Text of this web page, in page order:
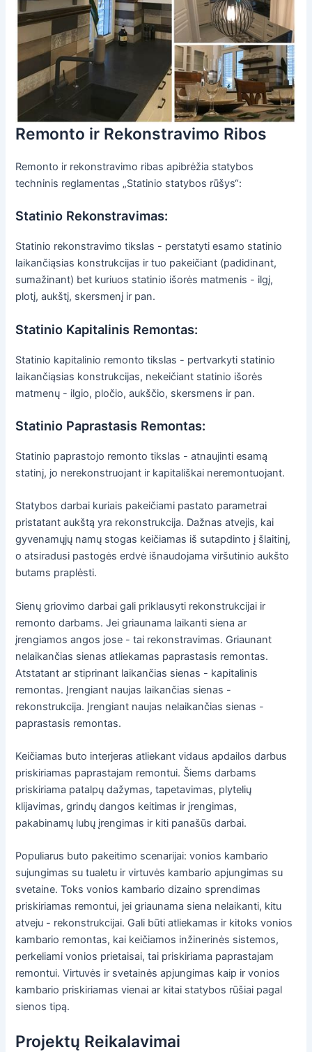
Remonto ir Rekonstravimo Ribos
Remonto ir rekonstravimo ribas apibrėžia statybos
techninis reglamentas „Statinio statybos rūšys“:
Statinio Rekonstravimas:
Statinio rekonstravimo tikslas - perstatyti esamo statinio
laikančiąsias konstrukcijas ir tuo pakeičiant (padidinant,
sumažinant) bet kuriuos statinio išorės matmenis - ilgį,
plotį, aukštį, skersmenį ir pan.
Statinio Kapitalinis Remontas:
Statinio kapitalinio remonto tikslas - pertvarkyti statinio
laikančiąsias konstrukcijas, nekeičiant statinio išorės
matmenų - ilgio, pločio, aukščio, skersmens ir pan.
Statinio Paprastasis Remontas:
Statinio paprastojo remonto tikslas - atnaujinti esamą
statinį, jo nerekonstruojant ir kapitališkai neremontuojant.
Statybos darbai kuriais pakeičiami pastato parametrai
pristatant aukštą yra rekonstrukcija. Dažnas atvejis, kai
gyvenamųjų namų stogas keičiamas iš sutapdinto į šlaitinį,
o atsiradusi pastogės erdvė išnaudojama viršutinio aukšto
butams praplėsti.
Sienų griovimo darbai gali priklausyti rekonstrukcijai ir
remonto darbams. Jei griaunama laikanti siena ar
įrengiamos angos jose - tai rekonstravimas. Griaunant
nelaikančias sienas atliekamas paprastasis remontas.
Atstatant ar stiprinant laikančias sienas - kapitalinis
remontas. Įrengiant naujas laikančias sienas -
rekonstrukcija. Įrengiant naujas nelaikančias sienas -
paprastasis remontas.
Keičiamas buto interjeras atliekant vidaus apdailos darbus
priskiriamas paprastajam remontui. Šiems darbams
priskiriama patalpų dažymas, tapetavimas, plytelių
klijavimas, grindų dangos keitimas ir įrengimas,
pakabinamų lubų įrengimas ir kiti panašūs darbai.
Populiarus buto pakeitimo scenarijai: vonios kambario
sujungimas su tualetu ir virtuvės kambario apjungimas su
svetaine. Toks vonios kambario dizaino sprendimas
priskiriamas remontui, jei griaunama siena nelaikanti, kitu
atveju - rekonstrukcijai. Gali būti atliekamas ir kitoks vonios
kambario remontas, kai keičiamos inžinerinės sistemos,
perkeliami vonios prietaisai, tai priskiriama paprastajam
remontui. Virtuvės ir svetainės apjungimas kaip ir vonios
kambario priskiriamas vienai ar kitai statybos rūšiai pagal
sienos tipą.
Projektų Reikalavimai